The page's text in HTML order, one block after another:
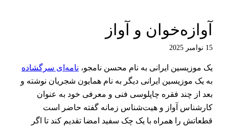
آوازه‌خوان و آواز
15 نوامبر 2025
یک موزیسین ایرانی به نام محسن نامجو، نامه‌ای سرگشاده
به یک موزیسین ایرانی دیگر به نام همایون شجریان نوشته و
بعد از چند فقره چاپلوسی فنی و معرفی خود به عنوان
کارشناس آواز و هیت‌شناس زمانه گفته حاضر است
قطعاتش را همراه با یک چک سفید امضا تقدیم کند تا اگر